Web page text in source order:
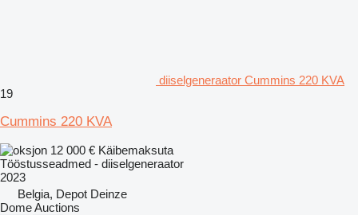
diiselgeneraator Cummins 220 KVA
19
Cummins 220 KVA
12 000 € Käibemaksuta
Tööstusseadmed - diiselgeneraator
2023
Belgia, Depot Deinze
Dome Auctions